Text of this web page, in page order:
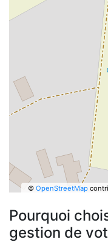
© OpenStreetMap
Pourquoi
gestion de